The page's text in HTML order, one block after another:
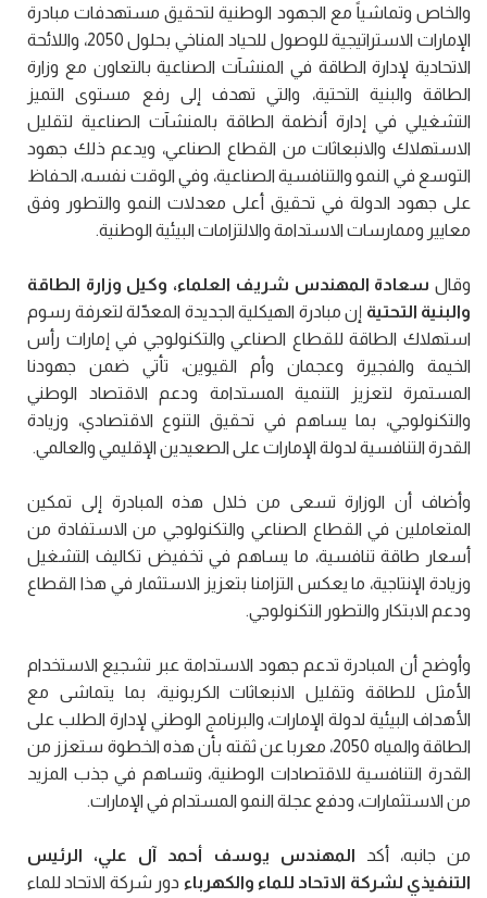
والخاص وتماشياً مع الجهود الوطنية لتحقيق مستهدفات مبادرة
الإمارات الاستراتيجية للوصول للحياد المناخي بحلول 2050، واللائحة
الاتحادية لإدارة الطاقة في المنشآت الصناعية بالتعاون مع وزارة
الطاقة والبنية التحتية، والتي تهدف إلى رفع مستوى التميز
التشغيلي في إدارة أنظمة الطاقة بالمنشآت الصناعية لتقليل
الاستهلاك والانبعاثات من القطاع الصناعي، ويدعم ذلك جهود
التوسع في النمو والتنافسية الصناعية، وفي الوقت نفسه، الحفاظ
على جهود الدولة في تحقيق أعلى معدلات النمو والتطور وفق
معايير وممارسات الاستدامة والالتزامات البيئية الوطنية.
وقال سعادة المهندس شريف العلماء، وكيل وزارة الطاقة
والبنية التحتية إن مبادرة الهيكلية الجديدة المعدّلة لتعرفة رسوم
استهلاك الطاقة للقطاع الصناعي والتكنولوجي في إمارات رأس
الخيمة والفجيرة وعجمان وأم القيوين، تأتي ضمن جهودنا
المستمرة لتعزيز التنمية المستدامة ودعم الاقتصاد الوطني
والتكنولوجي، بما يساهم في تحقيق التنوع الاقتصادي، وزيادة
القدرة التنافسية لدولة الإمارات على الصعيدين الإقليمي والعالمي.
وأضاف أن الوزارة تسعى من خلال هذه المبادرة إلى تمكين
المتعاملين في القطاع الصناعي والتكنولوجي من الاستفادة من
أسعار طاقة تنافسية، ما يساهم في تخفيض تكاليف التشغيل
وزيادة الإنتاجية، ما يعكس التزامنا بتعزيز الاستثمار في هذا القطاع
ودعم الابتكار والتطور التكنولوجي.
وأوضح أن المبادرة تدعم جهود الاستدامة عبر تشجيع الاستخدام
الأمثل للطاقة وتقليل الانبعاثات الكربونية، بما يتماشى مع
الأهداف البيئية لدولة الإمارات، والبرنامج الوطني لإدارة الطلب على
الطاقة والمياه 2050، معربا عن ثقته بأن هذه الخطوة ستعزز من
القدرة التنافسية للاقتصادات الوطنية، وتساهم في جذب المزيد
من الاستثمارات، ودفع عجلة النمو المستدام في الإمارات.
من جانبه، أكد المهندس يوسف أحمد آل علي، الرئيس
التنفيذي لشركة الاتحاد للماء والكهرباء دور شركة الاتحاد للماء